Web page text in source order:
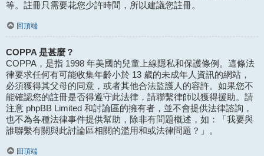
等。註冊只需要花您少許時間，所以建議您註冊。
回頂端
COPPA 是甚麼？
COPPA，是指 1998 年美國的兒童上線隱私和保護條例。這條法
律要求任何有可能收集年齡小於 13 歲的未成年人資訊的網站，
必須獲得其父母的同意，或者其他合法監護人的容許。如果您不
能確認您的註冊是否得遵守此法律，請聯繫律師以獲得援助。請
注意 phpBB Limited 和討論區的擁有者，並不會提供法律諮詢，
也不為各種法律事件提供幫助，除非有問題概述，如：「我要與
誰聯繫有關與此討論區相關的濫用和或法律問題？」。
回頂端